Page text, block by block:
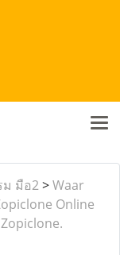
ม มือ2>Waar
Online